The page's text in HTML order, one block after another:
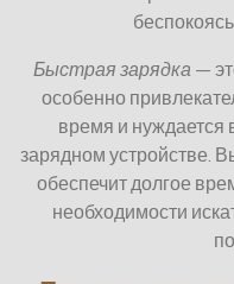
Быстрая зарядка —
особенно
время и
зарядном устройстве.
обеспечит долгое
необходимости